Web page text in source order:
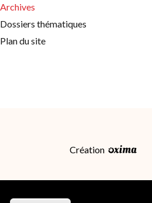
Archives
Dossiers thématiques
Plan du site
Création